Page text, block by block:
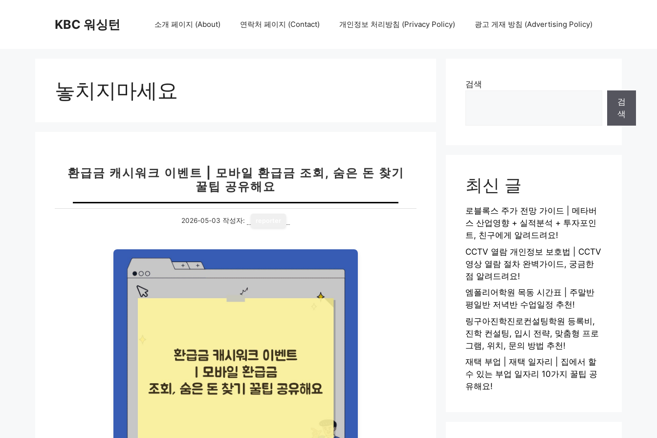
KBC 워싱턴 소개 페이지 (About) 연락처 페이지 (Contact) 개인정보 처리방침 (Privacy Policy) 광고 게재 방침 (Advertising Policy)
놓치지마세요
환급금 캐시워크 이벤트 | 모바일 환급금 조회, 숨은 돈 찾기
꿀팁 공유해요
2026-05-03 작성자:
검색
검
색
최신 글
로블록스 주가 전망 가이드 | 메타버
스 산업영향 + 실적분석 + 투자포인
트, 친구에게 알려드려요!
CCTV 열람 개인정보 보호법 | CCTV
영상 열람 절차 완벽가이드, 궁금한
점 알려드려요!
엠폴리어학원 목동 시간표 | 주말반
평일반 저녁반 수업일정 추천!
링구아진학진로컨설팅학원 등록비,
진학 컨설팅, 입시 전략, 맞춤형 프로
그램, 위치, 문의 방법 추천!
재택 부업 | 재택 일자리 | 집에서 할
수 있는 부업 일자리 10가지 꿀팁 공
유해요!